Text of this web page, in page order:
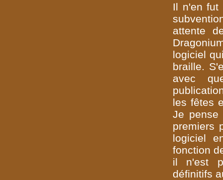
Il n'en fut
attente
logiciel
braille.
avec
les fêtes
Je pense
premiers
logiciel
fonction
il n'est
définitifs